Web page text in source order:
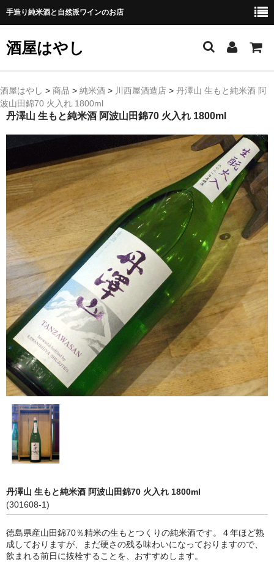
手造り純米酒と自然派ワインのお店
酒屋はやし
ホーム
商品カテゴリー
純 米 酒
よえもん 川村酒造店（岩手県花巻市）
田从･月下の舞 舞鶴酒造（秋田県横手市）
綿屋 金の井酒造（宮城県栗原市）
大七 大七酒造（福島県二本松市）
宗玄 宗玄酒造（石川県珠洲市）
神亀 神亀酒造（埼玉県蓮田市）
隆・丹沢山 川西屋酒造店（神奈川県足柄上郡）
長珍 長珍酒造（愛知県津島市）
天遊琳・伊勢の白酒 タカハシ酒造（三重県四日市市）
るみ子の酒・英・妙の華 森喜酒造（三重県伊賀市）
大治郎・喜量能 畑酒造（滋賀県東近江市）
秋鹿・奥鹿 秋鹿酒造（大阪府豊能郡能勢町）
竹泉 田治米（兵庫県朝来市）
諏訪泉 諏訪酒造（鳥取県八頭郡智頭町）
酒屋はやし > 商品 > 純米酒 > 川西屋酒造店 > 丹澤山 生もと純米酒 阿
波山田錦70 火入れ 1800ml
丹澤山 生もと純米酒 阿波山田錦70 火入れ 1800ml
丹澤山 生もと純米酒 阿波山田錦70 火入れ 1800ml
(301608-1)
徳島県産山田錦70％精米の生もとつくりの純米酒です。４年ほど熟
成しておりますが、まだ硬さの残る味わいになっておりますので、
飲まれる前日に抜栓することを、おすすめします。